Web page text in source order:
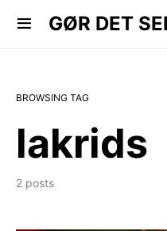
OG
GØR DET
BROWSING TAG
lakrids
2 posts